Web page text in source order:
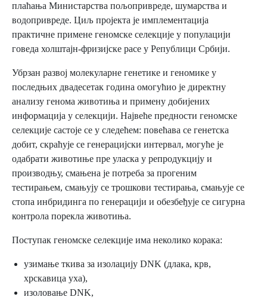
плаћања Министарства пољопривреде, шумарства и
водопривреде. Циљ пројекта је имплементација
практичне примене геномске селекције у популацији
говеда холштајн-фризијске расе у Републици Србији.
Убрзан развој молекуларне генетике и геномике у
последњих двадесетак година омогућио је директну
анализу генома животиња и примену добијених
информација у селекцији. Највеће предности геномске
селекције састоје се у следећем: повећава се генетска
добит, скраћује се генерацијски интервал, могуће је
одабрати животиње пре уласка у репродукцију и
производњу, смањена је потреба за прогеним
тестирањем, смањују се трошкови тестирања, смањује се
стопа инбридинга по генерацији и обезбеђује се сигурна
контрола порекла животиња.
Поступак геномске селекције има неколико корака:
узимање ткива за изолацију DNK (длака, крв,
хрскавица уха),
изоловање DNK,